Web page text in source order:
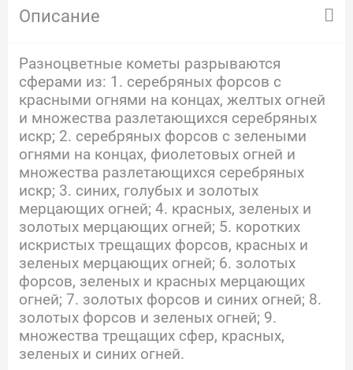
Описание
Разноцветные кометы разрываются
сферами из: 1. серебряных форсов с
красными огнями на концах, желтых огней
и множества разлетающихся серебряных
искр; 2. серебряных форсов с зелеными
огнями на концах, фиолетовых огней и
множества разлетающихся серебряных
искр; 3. синих, голубых и золотых
мерцающих огней; 4. красных, зеленых и
золотых мерцающих огней; 5. коротких
искристых трещащих форсов, красных и
зеленых мерцающих огней; 6. золотых
форсов, зеленых и красных мерцающих
огней; 7. золотых форсов и синих огней; 8.
золотых форсов и зеленых огней; 9.
множества трещащих сфер, красных,
зеленых и синих огней.